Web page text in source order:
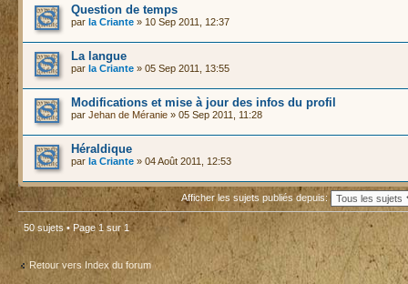
Question de temps
par la Criante » 10 Sep 2011, 12:37
La langue
par la Criante » 05 Sep 2011, 13:55
Modifications et mise à jour des infos du profil
par Jehan de Méranie » 05 Sep 2011, 11:28
Héraldique
par la Criante » 04 Août 2011, 12:53
Afficher les sujets publiés depuis:
50 sujets • Page1 sur1
Retour vers Index du forum